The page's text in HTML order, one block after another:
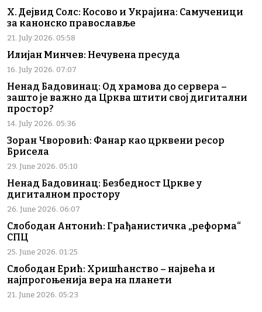
Х. Дејвид Солс: Косово и Украјина: Самученици
за канонско православље
21. July 2026. 05:58
Илијан Минчев: Нечувена пресуда
16. July 2026. 07:07
Ненад Бадовинац: Од храмова до сервера –
зашто је важно да Црква штити свој дигитални
простор?
14. July 2026. 05:36
Зоран Чворовић: Фанар као црквени ресор
Брисела
29. June 2026. 05:10
Ненад Бадовинац: Безбедност Цркве у
дигиталном простору
26. June 2026. 06:07
Слободан Антонић: Грађанистичка „реформа“
СПЦ
25. June 2026. 01:25
Слободан Ерић: Хришћанство – највећа и
најпрогоњенија вера на планети
21. June 2026. 05:23